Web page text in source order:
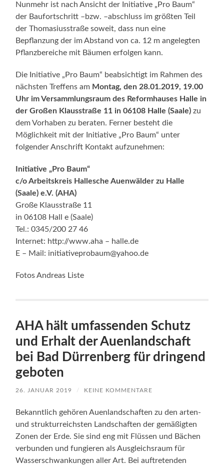
Nunmehr ist nach Ansicht der Initiative „Pro Baum“
der Baufortschritt –bzw. –abschluss im größten Teil
der Thomasiusstraße soweit, dass nun eine
Bepflanzung der im Abstand von ca. 12 m angelegten
Pflanzbereiche mit Bäumen erfolgen kann.
Die Initiative „Pro Baum“ beabsichtigt im Rahmen des
nächsten Treffens am Montag, den 28.01.2019, 19.00
Uhr im Versammlungsraum des Reformhauses Halle in
der Großen Klausstraße 11 in 06108 Halle (Saale) zu
dem Vorhaben zu beraten. Ferner besteht die
Möglichkeit mit der Initiative „Pro Baum“ unter
folgender Anschrift Kontakt aufzunehmen:
Initiative „Pro Baum“
c/o Arbeitskreis Hallesche Auenwälder zu Halle
(Saale) e.V. (AHA)
Große Klausstraße 11
in 06108 Hall e (Saale)
Tel.: 0345/200 27 46
Internet: http://www.aha – halle.de
E – Mail: initiativeprobaum@yahoo.de
Fotos Andreas Liste
AHA hält umfassenden Schutz
und Erhalt der Auenlandschaft
bei Bad Dürrenberg für dringend
geboten
26. JANUAR 2019 / KEINE KOMMENTARE
Bekanntlich gehören Auenlandschaften zu den arten-
und strukturreichsten Landschaften der gemäßigten
Zonen der Erde. Sie sind eng mit Flüssen und Bächen
verbunden und fungieren als Ausgleichsraum für
Wasserschwankungen aller Art. Bei auftretenden